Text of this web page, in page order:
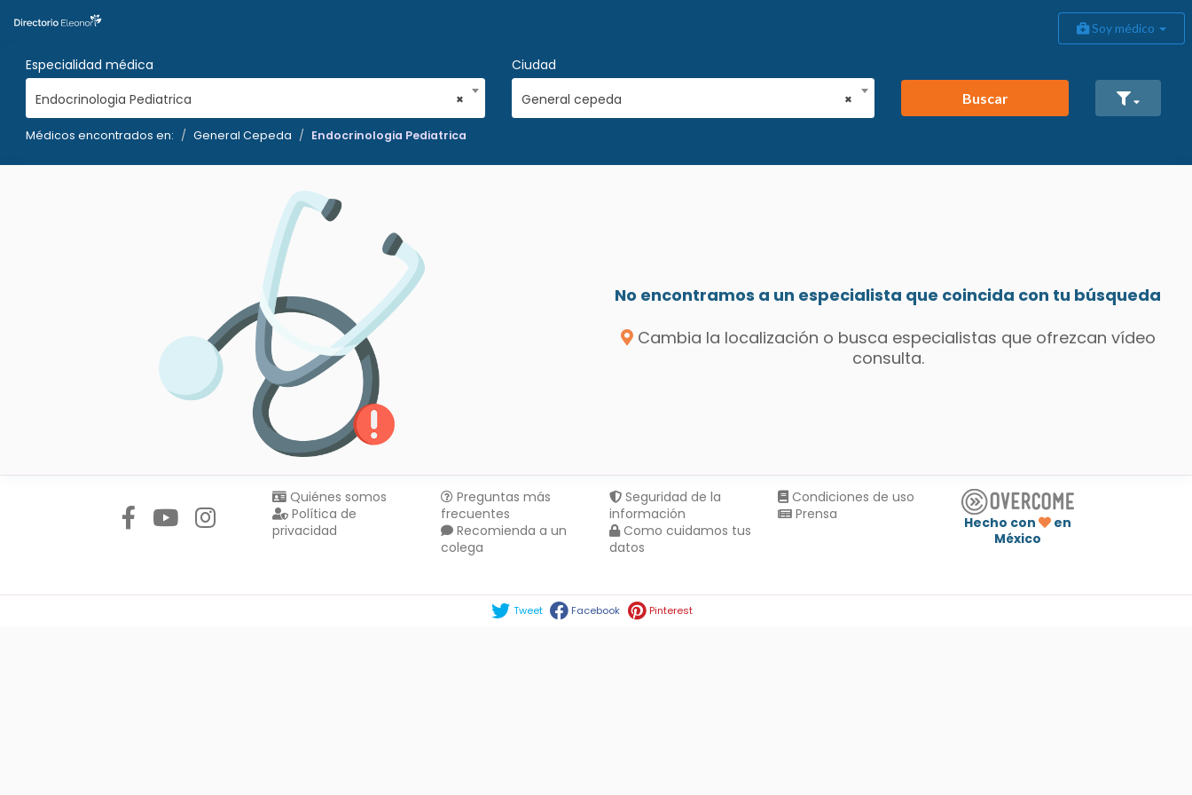
Soy médico
Especialidad médica
×
Endocrinologia Pediatrica
Ciudad
×
General cepeda Buscar
Médicos encontrados en: General Cepeda Endocrinologia Pediatrica
No encontramos a un especialista que coincida con tu búsqueda
Cambia la localización o busca especialistas que ofrezcan vídeo
consulta.
Quiénes somos
Política de
privacidad
Preguntas más
frecuentes
Recomienda a un
colega
Seguridad de la
información
Como cuidamos tus
datos
Condiciones de uso
Prensa
Hecho con
en
México
Tweet Facebook Pinterest